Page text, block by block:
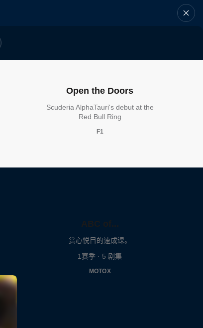
Open the Doors
Scuderia AlphaTauri's debut at the
Red Bull Ring
F1
ABC of...
赏心悦目的速成课。
1赛季 · 5 剧集
MOTOX